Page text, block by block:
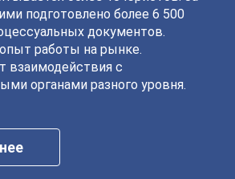
подготовлено более 6 500
документов.
работы на рынке.
взаимодействия с
органами разного уровня.